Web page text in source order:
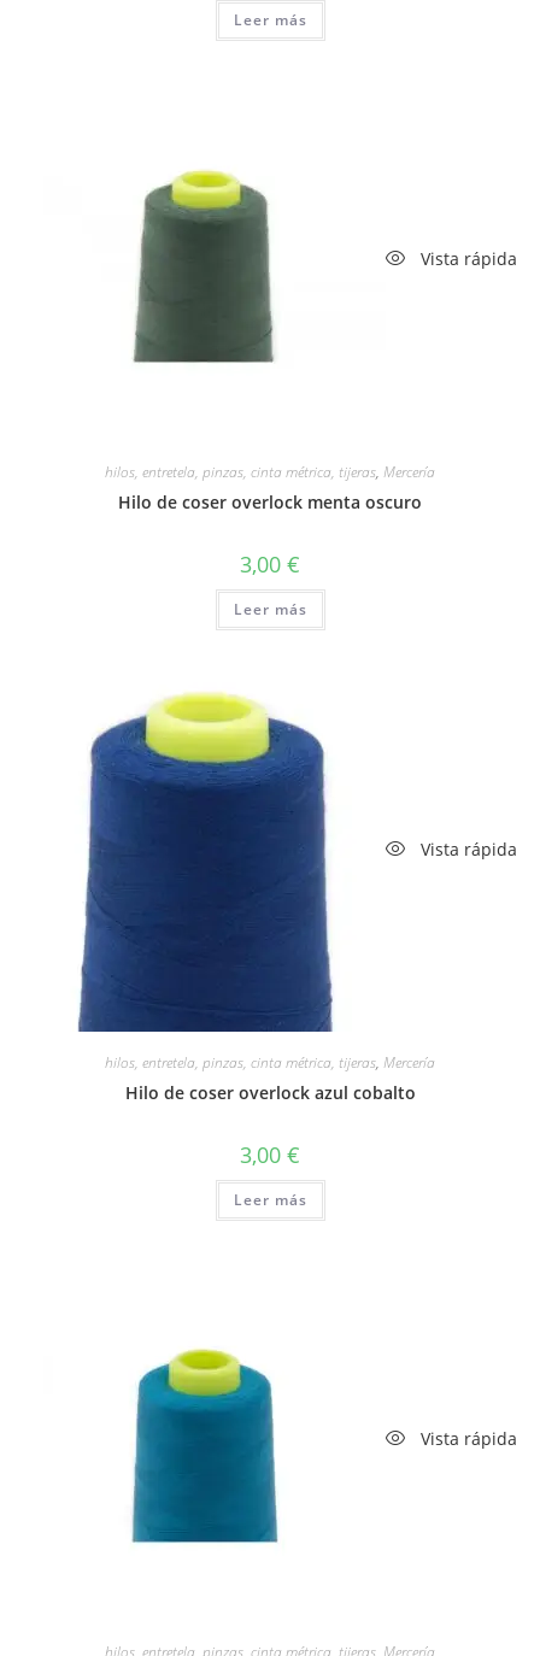
Leer más
Vista rápida
hilos, entretela, pinzas, cinta métrica, tijeras, Mercería
Hilo de coser overlock menta oscuro
3,00 €
Leer más
Vista rápida
hilos, entretela, pinzas, cinta métrica, tijeras, Mercería
Hilo de coser overlock azul cobalto
3,00 €
Leer más
Vista rápida